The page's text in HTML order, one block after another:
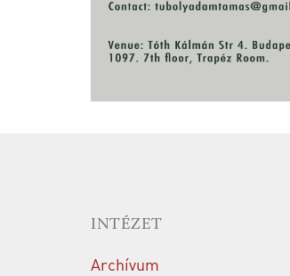
INTÉZET
Archívum